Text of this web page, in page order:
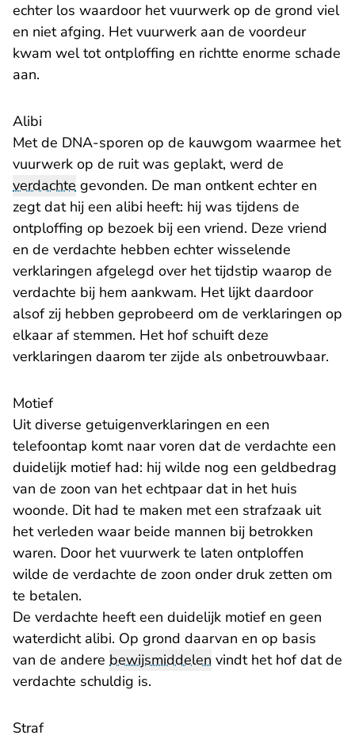
echter los waardoor het vuurwerk op de grond viel
en niet afging. Het vuurwerk aan de voordeur
kwam wel tot ontploffing en richtte enorme schade
aan.
Alibi
Met de DNA-sporen op de kauwgom waarmee het
vuurwerk op de ruit was geplakt, werd de
verdachte gevonden. De man ontkent echter en
zegt dat hij een alibi heeft: hij was tijdens de
ontploffing op bezoek bij een vriend. Deze vriend
en de verdachte hebben echter wisselende
verklaringen afgelegd over het tijdstip waarop de
verdachte bij hem aankwam. Het lijkt daardoor
alsof zij hebben geprobeerd om de verklaringen op
elkaar af stemmen. Het hof schuift deze
verklaringen daarom ter zijde als onbetrouwbaar.
Motief
Uit diverse getuigenverklaringen en een
telefoontap komt naar voren dat de verdachte een
duidelijk motief had: hij wilde nog een geldbedrag
van de zoon van het echtpaar dat in het huis
woonde. Dit had te maken met een strafzaak uit
het verleden waar beide mannen bij betrokken
waren. Door het vuurwerk te laten ontploffen
wilde de verdachte de zoon onder druk zetten om
te betalen.
De verdachte heeft een duidelijk motief en geen
waterdicht alibi. Op grond daarvan en op basis
van de andere bewijsmiddelen vindt het hof dat de
verdachte schuldig is.
Straf